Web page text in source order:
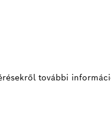
további